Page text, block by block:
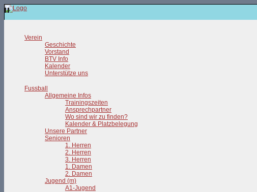
Verein
Geschichte
Vorstand
BTV Info
Kalender
Unterstütze uns
Fussball
Allgemeine Infos
Trainingszeiten
Ansprechpartner
Wo sind wir zu finden?
Kalender & Platzbelegung
Unsere Partner
Senioren
1. Herren
2. Herren
3. Herren
1. Damen
2. Damen
Jugend (m)
A1-Jugend